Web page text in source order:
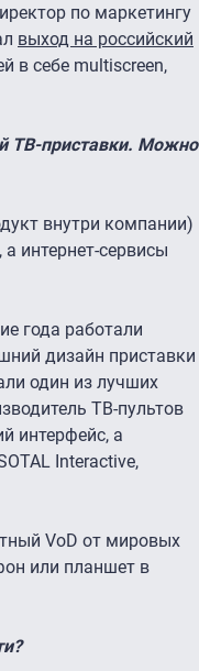
по маркетингу
выход на российский
в себе multiscreen,
ТВ-приставки. Можно
внутри компании)
интернет-сервисы
года работали
дизайн приставки
один из лучших
ТВ-пультов
интерфейс, а
Interactive,
VoD от мировых
или планшет в